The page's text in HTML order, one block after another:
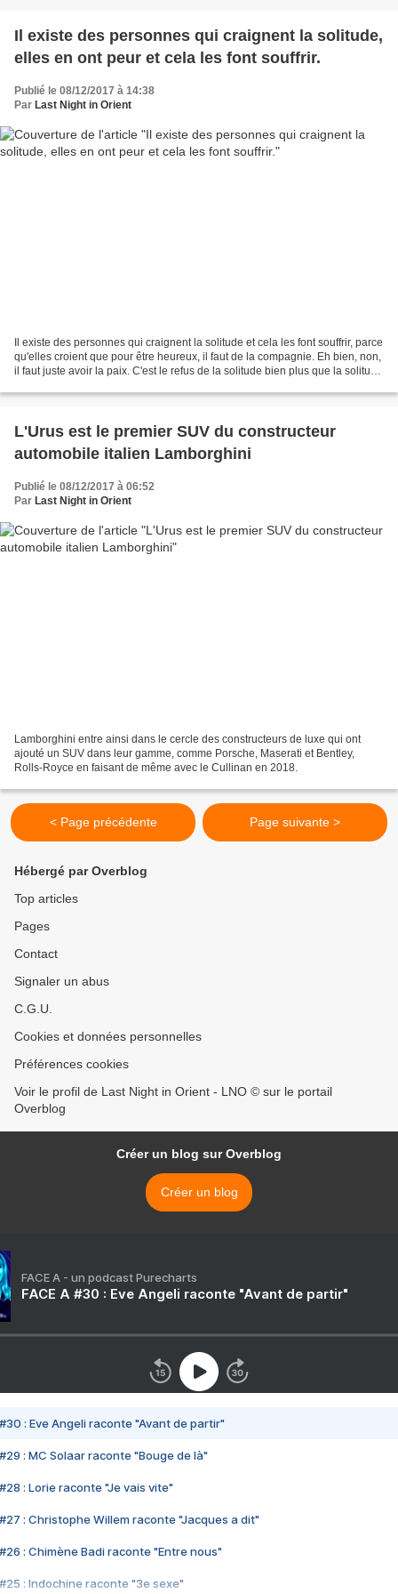
Il existe des personnes qui craignent la solitude,
elles en ont peur et cela les font souffrir.
Publié le 08/12/2017 à 14:38
Par Last Night in Orient
Il existe des personnes qui craignent la solitude et cela les font souffrir, parce
qu'elles croient que pour être heureux, il faut de la compagnie. Eh bien, non,
il faut juste avoir la paix. C'est le refus de la solitude bien plus que la solitude
L'Urus est le premier SUV du constructeur
automobile italien Lamborghini
Publié le 08/12/2017 à 06:52
Par Last Night in Orient
Lamborghini entre ainsi dans le cercle des constructeurs de luxe qui ont
ajouté un SUV dans leur gamme, comme Porsche, Maserati et Bentley,
Rolls-Royce en faisant de même avec le Cullinan en 2018.
< Page précédente Page suivante >
Hébergé par Overblog
Top articles
Pages
Contact
Signaler un abus
C.G.U.
Cookies et données personnelles
Préférences cookies
Voir le profil de Last Night in Orient - LNO © sur le portail
Overblog
Créer un blog sur Overblog
Créer un blog
FACE A - un podcast Purecharts
FACE A #30 : Eve Angeli raconte "Avant de partir"
#30 : Eve Angeli raconte "Avant de partir"
#29 : MC Solaar raconte "Bouge de là"
#28 : Lorie raconte "Je vais vite"
#27 : Christophe Willem raconte "Jacques a dit"
#26 : Chimène Badi raconte "Entre nous"
#25 : Indochine raconte "3e sexe"